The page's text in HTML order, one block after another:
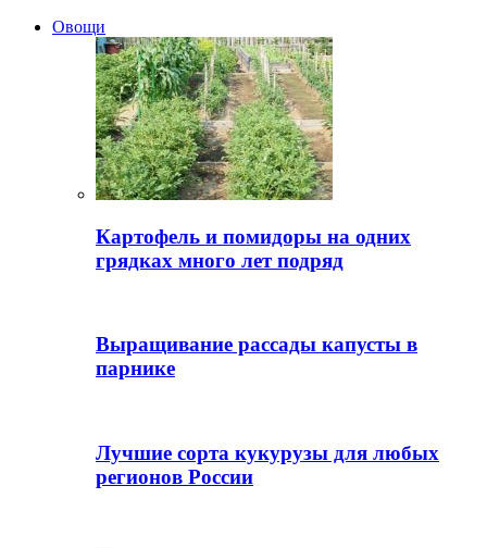
Овощи
Картофель и помидоры на одних
грядках много лет подряд
Выращивание рассады капусты в
парнике
Лучшие сорта кукурузы для любых
регионов России